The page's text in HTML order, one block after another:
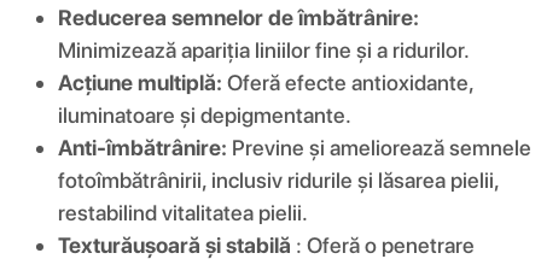
Reducerea semnelor de îmbătrânire:
Minimizează apariția liniilor fine și a ridurilor.
Acțiune multiplă: Oferă efecte antioxidante,
iluminatoare și depigmentante.
Anti-îmbătrânire: Previne și ameliorează semnele
fotoîmbătrânirii, inclusiv ridurile și lăsarea pielii,
restabilind vitalitatea pielii.
Texturăușoară și stabilă : Oferă o penetrare